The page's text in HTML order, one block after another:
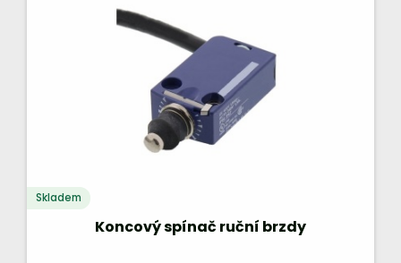
Skladem
Koncový spínač ruční brzdy